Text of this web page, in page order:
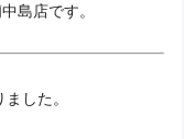
島店です。
ました。